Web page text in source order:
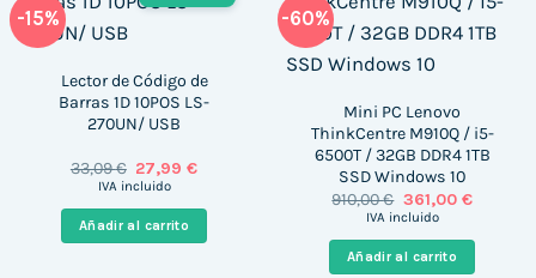
-15%
Lector de Código de
Barras 1D 10POS LS-
270UN/ USB
33,09€ El
precio
era:
33,09 €.
27,99€El
es:
IVA incluido
Añadir al carrito
-60%
Mini PC Lenovo
ThinkCentre M910Q / i5-
6500T / 32GB DDR4 1TB
SSD Windows 10
910,00€ El
precio
era:
910,00 €.
361,00 €El
es:
IVA incluido
Añadir al carrito